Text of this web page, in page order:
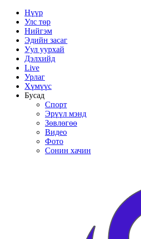
Нүүр
Улс төр
Нийгэм
Эдийн засаг
Уул уурхай
Дэлхийд
Live
Урлаг
Хүмүүс
Бусад
Спорт
Эрүүл мэнд
Зөвлөгөө
Видео
Фото
Сонин хачин